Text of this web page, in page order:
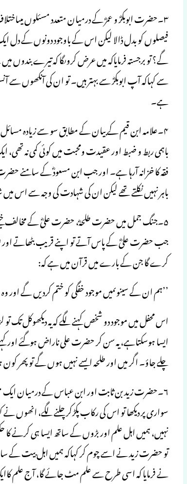
۳۔حضرت ابوبکرؓ و عمرؓ کے درمیان متعدد مسئلوں
فیصلوں کو بدل ڈالا لیکن اس کے باوجود دونوں کے دل
گے؟ تو برجستہ فرمایاکہ میں عرض کروںگا کہ تیرے
سے کہاکہ آپ ابوبکرؓ سے بہتر ہیں۔ تو ان کی آنکھوں
ہے۔
۴۔علامہ ابن قیم کے بیان کے مطابق سو سے زیادہ
باہمی ربط و ضبط اور عقیدت ومحبت میں کوئی کمی نہ
فقہ کا خزانہ آرہا ہے۔ اور جب ابن مسعودؓ کے سامنے حضرت
باہر نہیں نکلتے تھے لیکن ان کی شہادت کی وجہ سے اس
۵۔جنگ جمل میں حضرت طلحہؓ، حضرت علیؓ کے مخالف
جب حضرت علیؓ کے پاس آتے تو اپنے قریب بٹھاتے اور
کرے گا جن کے بارے میں قرآن میں ہے کہ:
’’ہم ان کے سینوںمیں موجود خفگی کو ختم کردیں گے اور
اس محفل میں موجود دو شخص کہنے لگے کہ یہ دیکھوکل تک
ایسا ہوسکتاہے، یہ سن کر حضرت علی ناراض ہوگئے اور
چلے جاؤ۔ اگر میں اور طلحہ ایسے نہیں ہوں گے تو پھر
۶۔حضرت زید بن ثابت اور ابن عباس کے درمیان
سواری پر دیکھا تو اس کی رکاب پکڑکر چلنے لگے، انھوں
نہیں، ہمیں اہل علم اور بڑوں کے ساتھ ایسا ہی کرنے کا
تو حضرت زید نے اسے چوم کر کہاکہ ہمیں اہل بیت کے
نے فرمایا کہ اسی طرح سے علم مٹ جائے گا، آج علم کاایک